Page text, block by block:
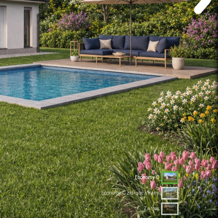
Economy C
Economy C z druhé strany
Za tmy